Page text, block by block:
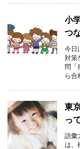
小
つ
今日
対策
問「
ら合
東
っ
語彙
は。